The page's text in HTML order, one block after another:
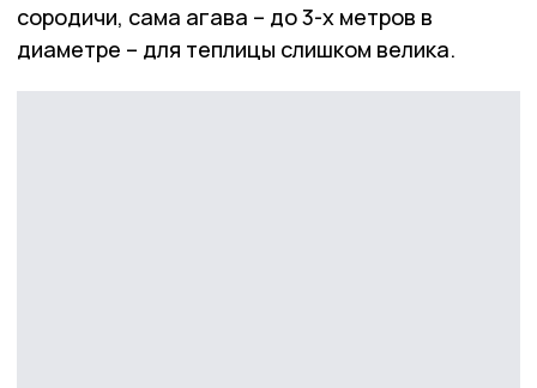
сородичи, сама агава – до 3-х метров в
диаметре – для теплицы слишком велика.